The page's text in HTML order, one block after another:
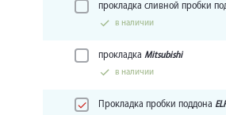
прокладка сливной пробки
в наличии
прокладка Mitsubishi
в наличии
Прокладка пробки поддона